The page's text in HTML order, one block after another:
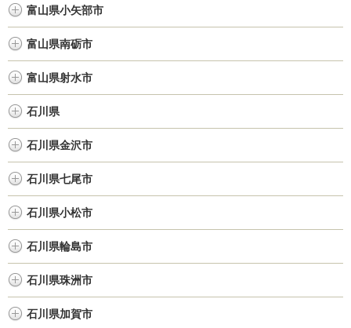
富山県小矢部市
富山県南砺市
富山県射水市
石川県
石川県金沢市
石川県七尾市
石川県小松市
石川県輪島市
石川県珠洲市
石川県加賀市